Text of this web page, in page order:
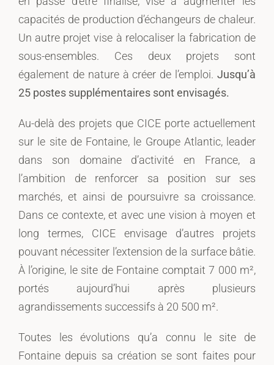
capacités de production d’échangeurs de chaleur.
Un autre projet vise à relocaliser la fabrication de
sous-ensembles. Ces deux projets sont
également de nature à créer de l’emploi. Jusqu’à
25 postes supplémentaires sont envisagés.
Au-delà des projets que CICE porte actuellement
sur le site de Fontaine, le Groupe Atlantic, leader
dans son domaine d’activité en France, a
l’ambition de renforcer sa position sur ses
marchés, et ainsi de poursuivre sa croissance.
Dans ce contexte, et avec une vision à moyen et
long termes, CICE envisage d’autres projets
pouvant nécessiter l’extension de la surface bâtie.
À l’origine, le site de Fontaine comptait 7 000 m²,
portés aujourd’hui après plusieurs
agrandissements successifs à 20 500 m².
Toutes les évolutions qu’a connu le site de
Fontaine depuis sa création se sont faites pour